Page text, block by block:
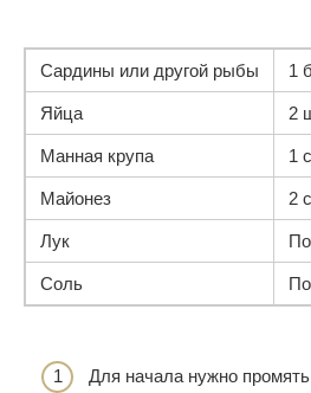
Сардины или другой рыбы 1
Яйца 2
Манная крупа 1
Майонез 2
Лук
Соль
Для начала нужно